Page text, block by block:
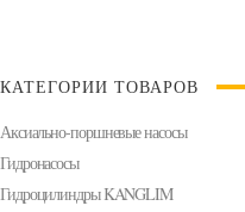
КАТЕГОРИИ ТОВАРОВ
Аксиально-поршневые насосы
Гидронасосы
Гидроцилиндры KANGLIM